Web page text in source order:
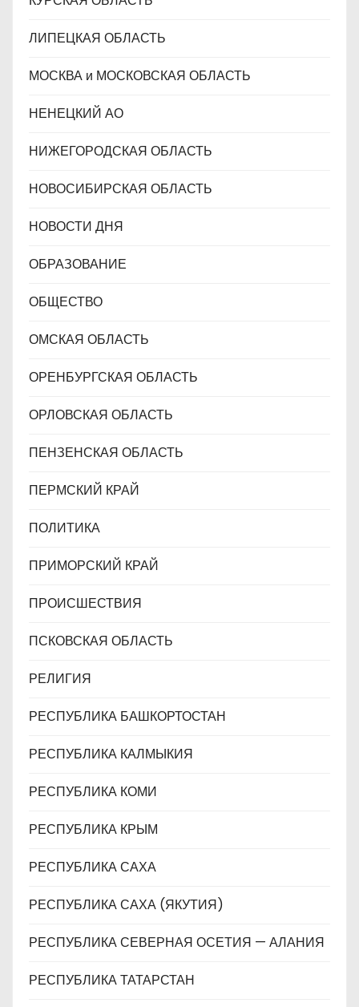
ЛИПЕЦКАЯ ОБЛАСТЬ
МОСКВА и МОСКОВСКАЯ ОБЛАСТЬ
НЕНЕЦКИЙ АО
НИЖЕГОРОДСКАЯ ОБЛАСТЬ
НОВОСИБИРСКАЯ ОБЛАСТЬ
НОВОСТИ ДНЯ
ОБРАЗОВАНИЕ
ОБЩЕСТВО
ОМСКАЯ ОБЛАСТЬ
ОРЕНБУРГСКАЯ ОБЛАСТЬ
ОРЛОВСКАЯ ОБЛАСТЬ
ПЕНЗЕНСКАЯ ОБЛАСТЬ
ПЕРМСКИЙ КРАЙ
ПОЛИТИКА
ПРИМОРСКИЙ КРАЙ
ПРОИСШЕСТВИЯ
ПСКОВСКАЯ ОБЛАСТЬ
РЕЛИГИЯ
РЕСПУБЛИКА БАШКОРТОСТАН
РЕСПУБЛИКА КАЛМЫКИЯ
РЕСПУБЛИКА КОМИ
РЕСПУБЛИКА КРЫМ
РЕСПУБЛИКА САХА
РЕСПУБЛИКА САХА (ЯКУТИЯ)
РЕСПУБЛИКА СЕВЕРНАЯ ОСЕТИЯ — АЛАНИЯ
РЕСПУБЛИКА ТАТАРСТАН